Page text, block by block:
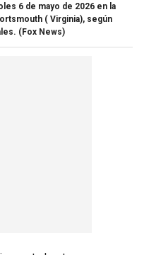
6 de mayo de 2026 en la
( Virginia), según
(Fox News)